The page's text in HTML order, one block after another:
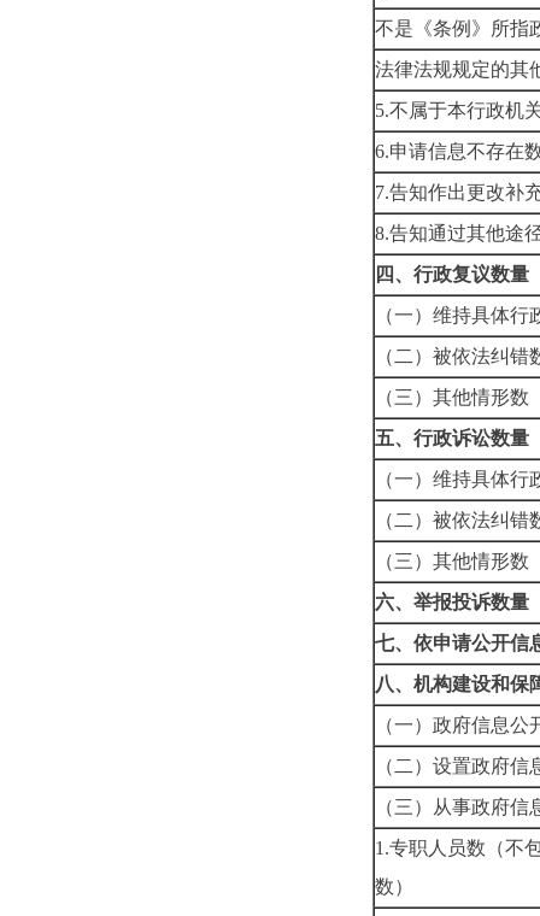
不是《条
法律法
5.不属于本
6.申请信
7.告知作出
8.告知通过
四、行政复议数量
（一）维持具体
（二）被依法纠
（三）其他情形
五、行政诉讼数量
（一）维持具体
（二）被依法纠
（三）其他情形
六、举报投诉数量
七、依申请公开信
八、机构建设和保
（一）政府信息
（二）设置政府
（三）从事政府
1.专职人员数（不
数）